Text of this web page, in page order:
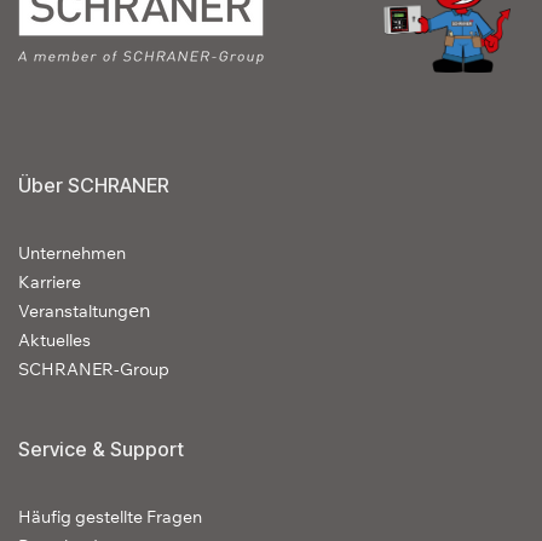
Über SCHRANER
Unternehmen
Karriere
Veranstaltungen
Aktuelles
SCHRANER-Group
Service & Support
Häufig gestellte Fragen